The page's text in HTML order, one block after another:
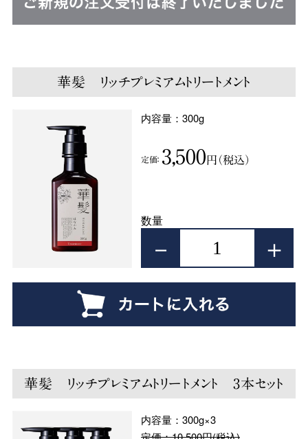
華髪 リッチプレミアムトリートメント
内容量：300g
定価： 3,500円（税込）
数量
華髪 リッチプレミアムトリートメント 3本セット
内容量：300g×3